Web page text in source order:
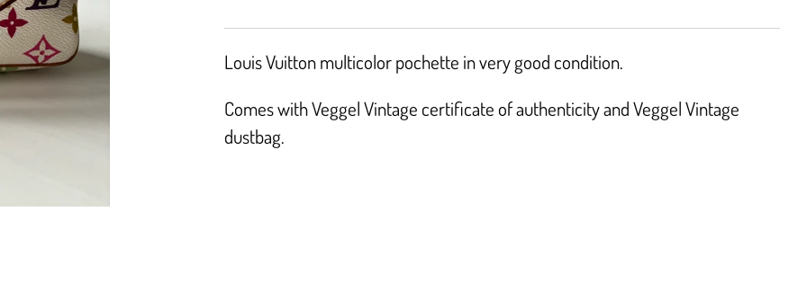
Louis Vuitton multicolor pochette in very good condition.
Comes with Veggel Vintage certificate of authenticity and Veggel Vintage
dustbag.